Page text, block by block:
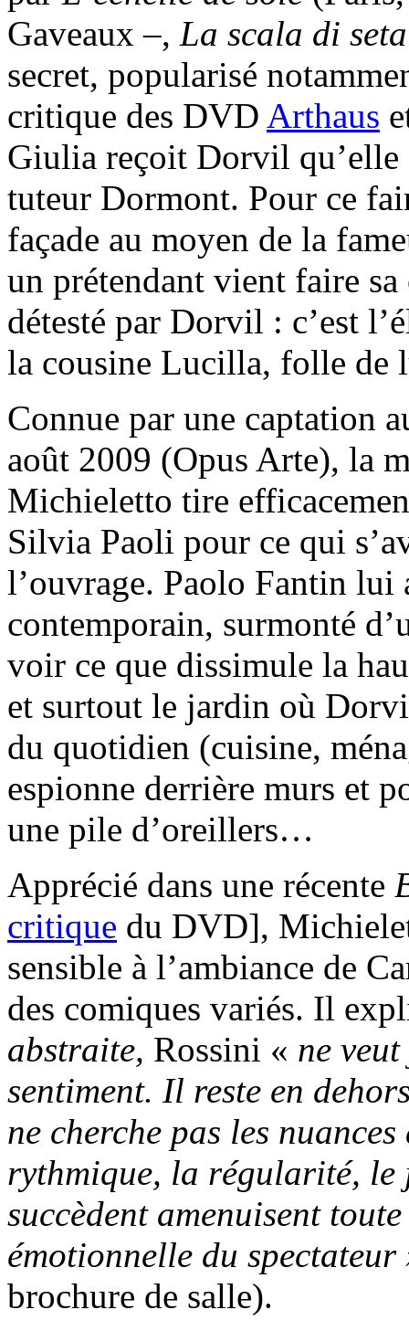
Gaveaux –, La scala di seta
secret, popularisé
critique des DVD Arthaus
Giulia reçoit Dorvil qu’elle
tuteur Dormont. Pour ce
façade au moyen de la
un prétendant vient faire
détesté par Dorvil : c’est
la cousine Lucilla, folle de
Connue par une captation
août 2009 (Opus Arte), la
Michieletto tire
Silvia Paoli pour ce qui
l’ouvrage. Paolo Fantin lui
contemporain, surmonté
voir ce que dissimule la
et surtout le jardin où
du quotidien (cuisine,
espionne derrière murs et
une pile d’oreillers…
Apprécié dans une récente
critique du DVD],
sensible à l’ambiance de
des comiques variés. Il
abstraite, Rossini « ne
sentiment. Il reste en
ne cherche pas les
rythmique, la régularité, le
succèdent amenuisent
émotionnelle du
brochure de salle).